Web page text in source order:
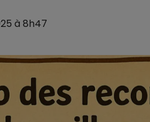
à 8h47